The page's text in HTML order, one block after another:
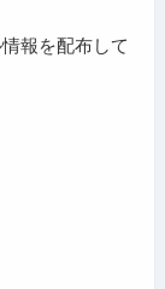
報を配布して